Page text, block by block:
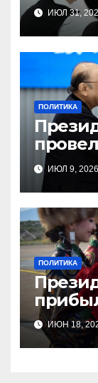
ИЮЛ 31,
ПОЛИТИКА
ИЮЛ 9, 2026
ПОЛИТИКА
ИЮН 18,